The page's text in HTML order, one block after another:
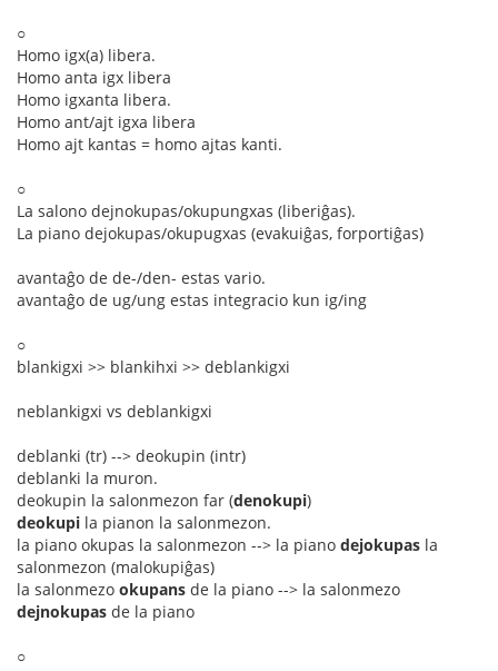
○
Homo igx(a) libera.
Homo anta igx libera
Homo igxanta libera.
Homo ant/ajt igxa libera
Homo ajt kantas = homo ajtas kanti.
○
La salono dejnokupas/okupungxas (liberiĝas).
La piano dejokupas/okupugxas (evakuiĝas, forportiĝas)
avantaĝo de de-/den- estas vario.
avantaĝo de ug/ung estas integracio kun ig/ing
○
blankigxi >> blankihxi >> deblankigxi
neblankigxi vs deblankigxi
deblanki (tr) --> deokupin (intr)
deblanki la muron.
deokupin la salonmezon far (denokupi)
deokupi la pianon la salonmezon.
la piano okupas la salonmezon --> la piano dejokupas la
salonmezon (malokupiĝas)
la salonmezo okupans de la piano --> la salonmezo
dejnokupas de la piano
○